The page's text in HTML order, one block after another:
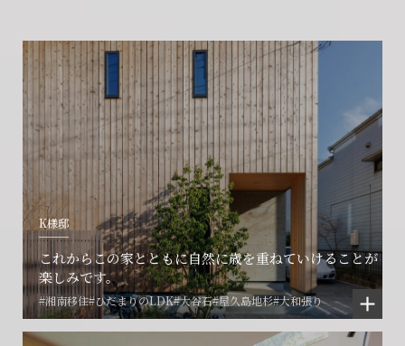
K様邸
これからこの家とともに自然に歳を重ねていけることが
楽しみです。
#湘南移住#ひだまりのLDK#大谷石#屋久島地杉#大和張り